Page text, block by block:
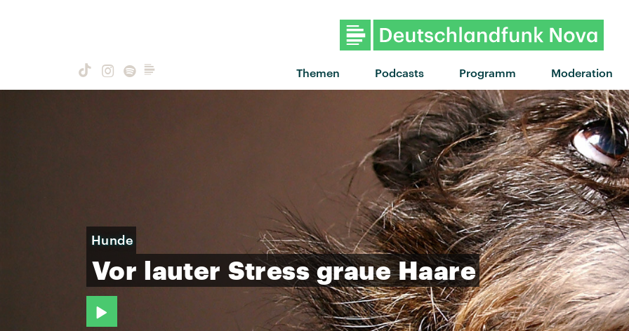
Themen Podcasts Programm Moderation
"Rain" von Dagny · "Rain"
Hunde
Vor lauter Stress graue Haare